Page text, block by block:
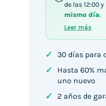
de las 12:00 y
mismo día.
Leer más
✓ 30 días para
✓
Hasta 60%
uno nuevo
✓ 2 años de